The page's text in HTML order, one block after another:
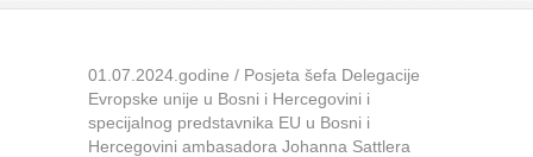
01.07.2024.godine / Posjeta šefa Delegacije
Evropske unije u Bosni i Hercegovini i
specijalnog predstavnika EU u Bosni i
Hercegovini ambasadora Johanna Sattlera